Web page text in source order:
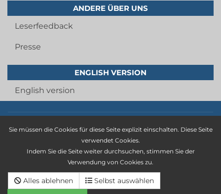
ANDERE ÜBER UNS
Leserfeedback
Presse
ENGLISH VERSION
English version
privacy statement
Cancellation policy
Deutsche version
Sie müssen die Cookies für diese Seite explizit einschalten. Diese Seite
verwendet Cookies.
Indem Sie die Seite weiter durchsuchen, stimmen Sie der
Verwendung von Cookies zu.
Alles ablehnen
Selbst auswählen